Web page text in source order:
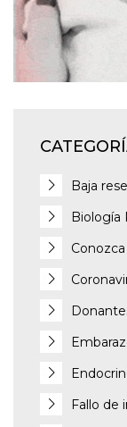
Baja
Biología
Fallo de